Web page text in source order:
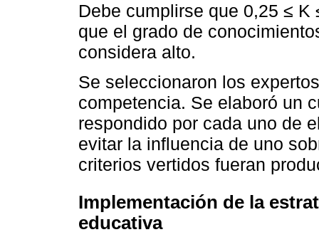
Debe cumplirse que 0,25 ≤
que el grado de
considera alto.
Se seleccionaron los
competencia. Se elaboró un
respondido por cada uno de
evitar la influencia de uno
criterios vertidos fueran
Implementación de la
educativa